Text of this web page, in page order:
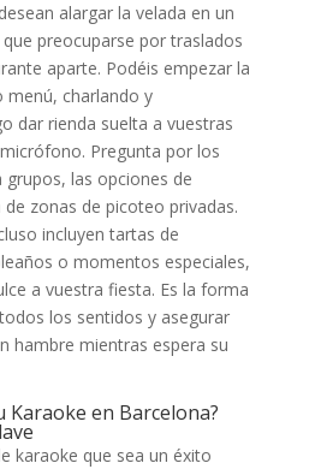
alargar la velada en un
preocuparse por traslados
aparte. Podéis empezar la
menú, charlando y
dar rienda suelta a vuestras
Pregunta por los
las opciones de
zonas de picoteo privadas.
incluyen tartas de
o momentos especiales,
a vuestra fiesta. Es la forma
los sentidos y asegurar
hambre mientras espera su
Karaoke en Barcelona?
karaoke que sea un éxito